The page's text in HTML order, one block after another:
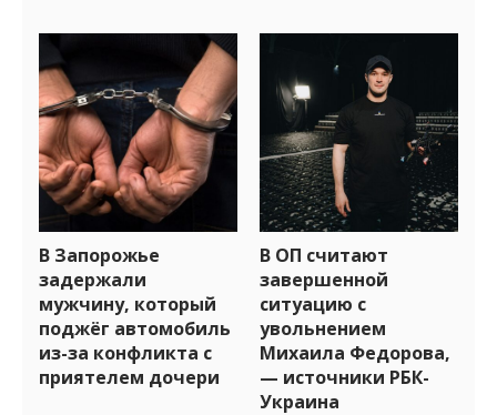
В Запорожье
задержали
мужчину, который
поджёг автомобиль
из-за конфликта с
приятелем дочери
В ОП считают
завершенной
ситуацию с
увольнением
Михаила Федорова,
— источники РБК-
Украина